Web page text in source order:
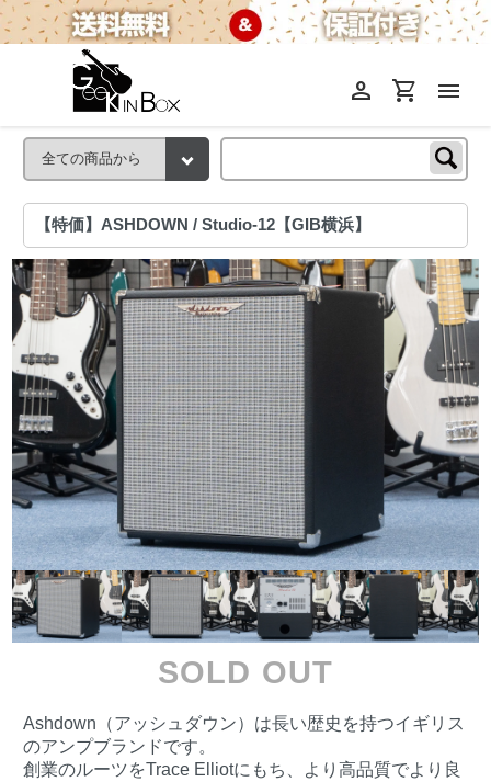
menu
shopping_cart
person
【特価】ASHDOWN / Studio-12【GIB横浜】
SOLD OUT
Ashdown（アッシュダウン）は長い歴史を持つイギリス
のアンプブランドです。
創業のルーツをTrace Elliotにもち、より高品質でより良